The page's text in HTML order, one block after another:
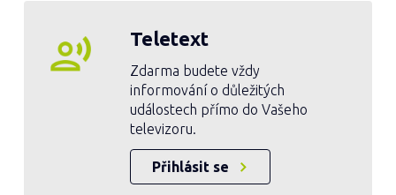
Teletext
Zdarma budete vždy
informování o důležitých
událostech přímo do Vašeho
televizoru.
Přihlásit se